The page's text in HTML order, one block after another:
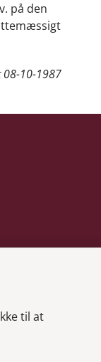
på den
08-10-1987
til at